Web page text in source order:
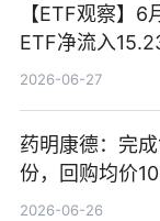
【ETF观察】
ETF净流入
2026-06-27
药明康德：完
份，回购均价
2026-06-26